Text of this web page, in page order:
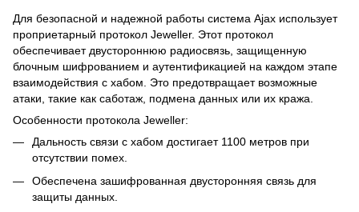
Для безопасной и надежной работы система Ajax использует
проприетарный протокол Jeweller. Этот протокол
обеспечивает двустороннюю радиосвязь, защищенную
блочным шифрованием и аутентификацией на каждом этапе
взаимодействия с хабом. Это предотвращает возможные
атаки, такие как саботаж, подмена данных или их кража.
Особенности протокола Jeweller:
Дальность связи с хабом достигает 1100 метров при
отсутствии помех.
Обеспечена зашифрованная двусторонняя связь для
защиты данных.